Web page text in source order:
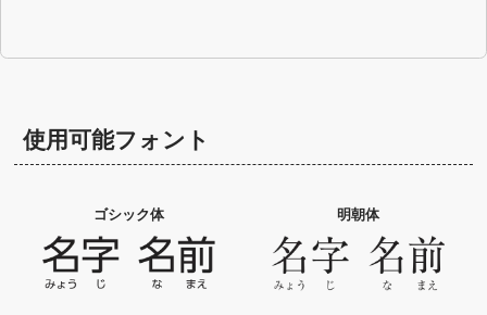
使用可能フォント
ゴシック体 明朝体